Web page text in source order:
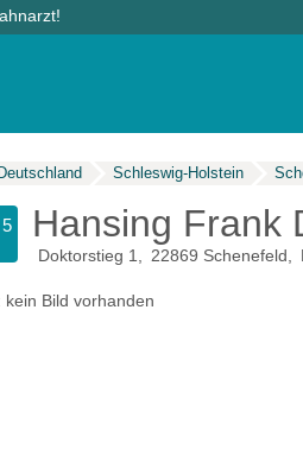
Deutschland Schleswig-Holstein
Hansing Frank
Doktorstieg 1 22869 Schenefeld